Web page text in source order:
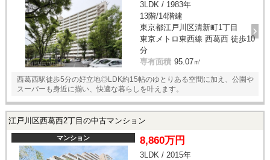
3LDK / 1983年
13階/14階建
東京都江戸川区清新町1丁目
東京メトロ東西線 西葛西 徒歩10
分
専有面積 95.07㎡
西葛西駅徒歩5分の好立地◎LDK約15帖のゆとりある空間に加え、公園や
スーパーも身近に揃い、快適な暮らしを叶えます。
江戸川区西葛西2丁目の中古マンション
マンション 8,860万円
3LDK / 2015年